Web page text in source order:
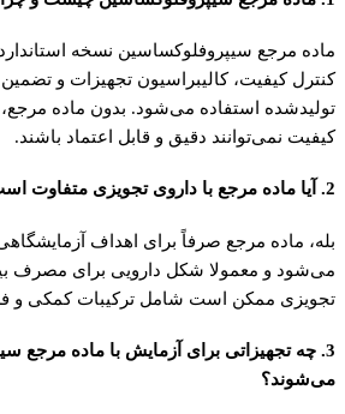
ماده مرجع سیپروفلوکساسین نسخه
کنترل کیفیت، کالیبراسیون تجهیزات و
تولیدشده استفاده می‌شود. بدون ماده
کیفیت نمی‌توانند دقیق و قابل اعتماد باشند.
2. آیا ماده مرجع با داروی تجویزی متفاوت است؟
بله، ماده مرجع صرفاً برای اهداف
می‌شود و معمولا شکل دارویی برای مصرف
تجویزی ممکن است شامل ترکیبات کمکی و
3. چه تجهیزاتی برای آزمایش با ماده مرجع
می‌شوند؟